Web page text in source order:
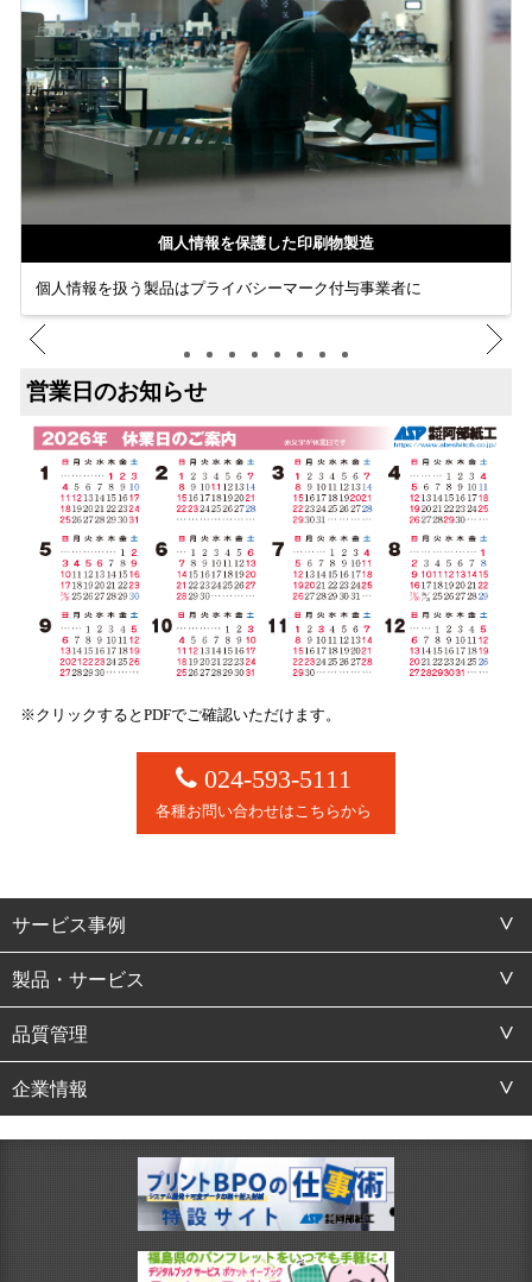
個人情報を保護した印刷物製造
個人情報を扱う製品はプライバシーマーク付与事業者に
営業日のお知らせ
※クリックするとPDFでご確認いただけます。
024-593-5111
各種お問い合わせはこちらから
サービス事例
製品・サービス
品質管理
企業情報